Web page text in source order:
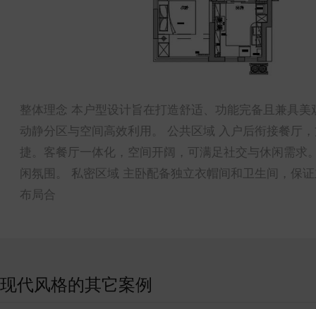
整体理念 本户型设计旨在打造舒适、功能完备且兼具
动静分区与空间高效利用。 公共区域 入户后衔接餐厅
捷。客餐厅一体化，空间开阔，可满足社交与休闲需
闲氛围。 私密区域 主卧配备独立衣帽间和卫生间，保
布局合
现代风格的其它案例